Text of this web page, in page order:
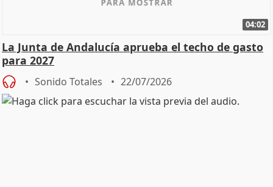
04:02
La Junta de Andalucía aprueba el techo de gasto
para 2027
Sonido Totales 22/07/2026